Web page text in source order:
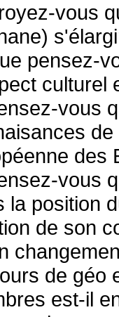
vous
pensez-
culturel
vous
des
vous
la position
de son
de géo
est-il